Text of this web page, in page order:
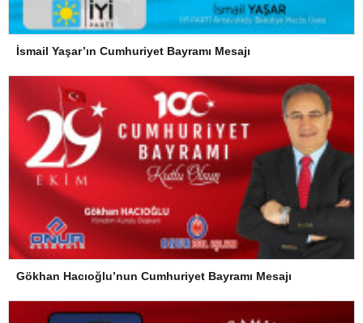
İsmail Yaşar’ın Cumhuriyet Bayramı Mesajı
Gökhan Hacıoğlu’nun Cumhuriyet Bayramı Mesajı